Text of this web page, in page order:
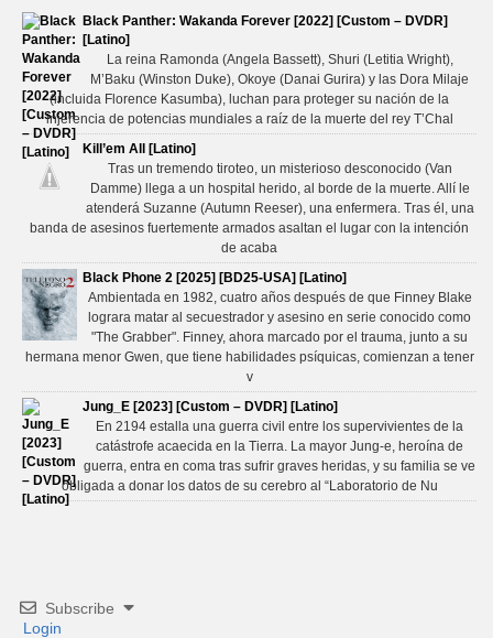
Black Panther: Wakanda Forever [2022] [Custom – DVDR]
[Latino]
La reina Ramonda (Angela Bassett), Shuri (Letitia Wright),
M’Baku (Winston Duke), Okoye (Danai Gurira) y las Dora Milaje
(incluida Florence Kasumba), luchan para proteger su nación de la
injerencia de potencias mundiales a raíz de la muerte del rey T’Chal
Kill’em All [Latino]
Tras un tremendo tiroteo, un misterioso desconocido (Van
Damme) llega a un hospital herido, al borde de la muerte. Allí le
atenderá Suzanne (Autumn Reeser), una enfermera. Tras él, una
banda de asesinos fuertemente armados asaltan el lugar con la intención
de acaba
Black Phone 2 [2025] [BD25-USA] [Latino]
Ambientada en 1982, cuatro años después de que Finney Blake
lograra matar al secuestrador y asesino en serie conocido como
"The Grabber". Finney, ahora marcado por el trauma, junto a su
hermana menor Gwen, que tiene habilidades psíquicas, comienzan a tener
v
Jung_E [2023] [Custom – DVDR] [Latino]
En 2194 estalla una guerra civil entre los supervivientes de la
catástrofe acaecida en la Tierra. La mayor Jung-e, heroína de
guerra, entra en coma tras sufrir graves heridas, y su familia se ve
obligada a donar los datos de su cerebro al “Laboratorio de Nu
Subscribe
Login